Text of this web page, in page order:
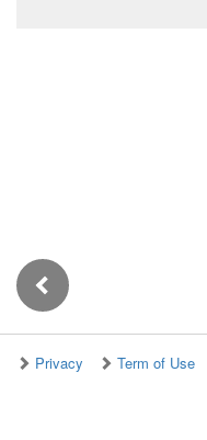
Privacy Term of Use